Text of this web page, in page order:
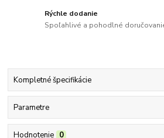
Rýchle dodanie
Spoľahlivé a pohodlné
Kompletné špecifikácie
Parametre
Hodnotenie 0